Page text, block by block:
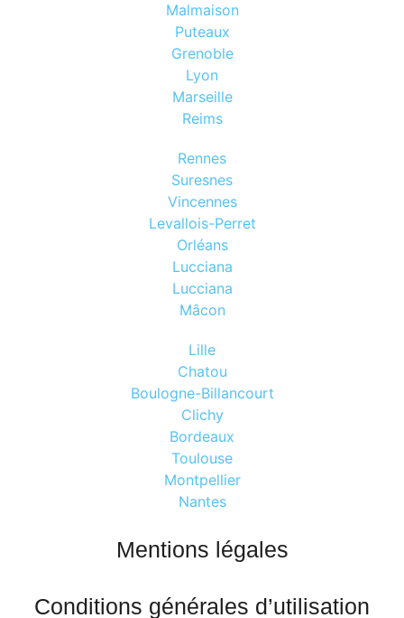
Malmaison
Puteaux
Grenoble
Lyon
Marseille
Reims
Rennes
Suresnes
Vincennes
Levallois-Perret
Orléans
Lucciana
Lucciana
Mâcon
Lille
Chatou
Boulogne-Billancourt
Clichy
Bordeaux
Toulouse
Montpellier
Nantes
Mentions légales
Conditions générales d’utilisation